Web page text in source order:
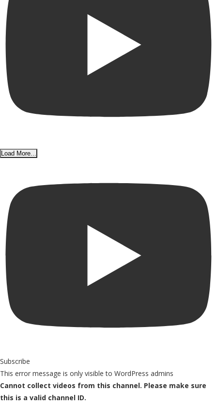
Load More...
Subscribe
This error message is only visible to WordPress admins
Cannot collect videos from this channel. Please make sure
this is a valid channel ID.